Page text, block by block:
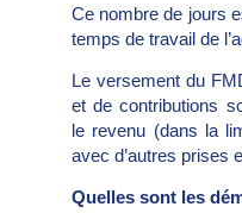
Ce nombre de jours
temps de travail de
Le versement du
et de contributions
le revenu (dans la
avec d’autres prises
Quelles sont les